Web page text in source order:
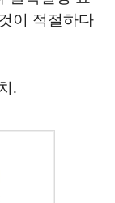
이 적절하다
.